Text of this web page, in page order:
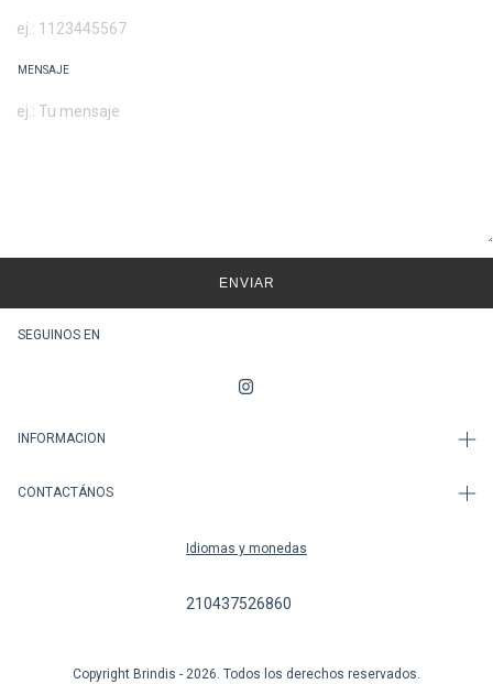
MENSAJE
ENVIAR
SEGUINOS EN
INFORMACION
CONTACTÁNOS
Idiomas y monedas
210437526860
Copyright Brindis - 2026. Todos los derechos reservados.